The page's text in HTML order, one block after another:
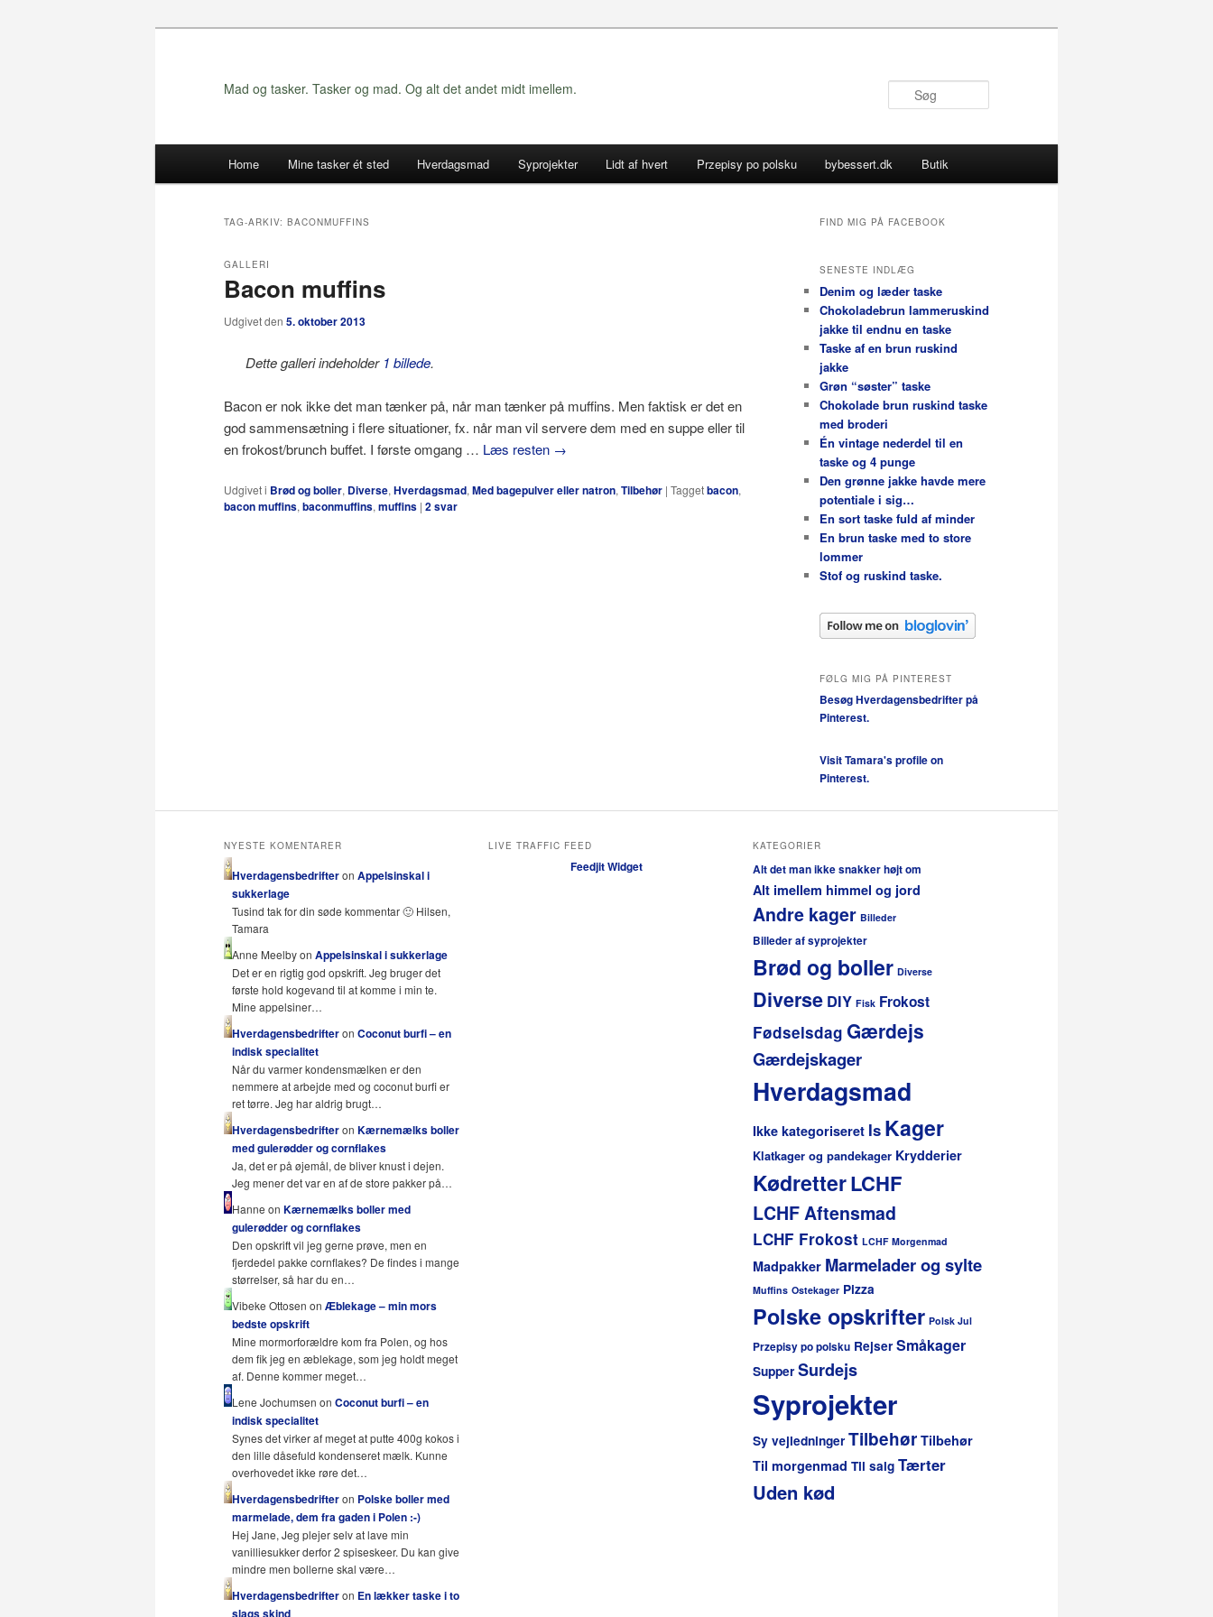
Mad og tasker. Tasker og mad. Og alt det andet midt imellem.
Home Mine tasker ét sted Hverdagsmad Syprojekter Lidt af hvert Przepisy po polsku bybessert.dk Butik
TAG-ARKIV: BACONMUFFINS
Bacon muffins
GALLERI
Udgivet den 5. oktober 2013
Dette galleri indeholder 1 billede.
Bacon er nok ikke det man tænker på, når man tænker på muffins. Men faktisk er det en
god sammensætning i flere situationer, fx. når man vil servere dem med en suppe eller til
en frokost/brunch buffet. I første omgang … Læs resten →
Udgivet i Brød og boller, Diverse, Hverdagsmad, Med bagepulver eller natron, Tilbehør | Taggetbacon,
bacon muffins, baconmuffins, muffins | 2svar
FIND MIG PÅ FACEBOOK
SENESTE INDLÆG
Denim og læder taske
Chokoladebrun lammeruskind
jakke til endnu en taske
Taske af en brun ruskind
jakke
Grøn “søster” taske
Chokolade brun ruskind taske
med broderi
Én vintage nederdel til en
taske og 4 punge
Den grønne jakke havde mere
potentiale i sig…
En sort taske fuld af minder
En brun taske med to store
lommer
Stof og ruskind taske.
FØLG MIG PÅ PINTEREST
Besøg Hverdagensbedrifter på
Pinterest.
Visit Tamara's profile on
Pinterest.
NYESTE KOMENTARER
Hverdagensbedrifteron Appelsinskal i
sukkerlage
Tusind tak for din søde kommentar 🙂 Hilsen,
Tamara
Anne Meelby on Appelsinskal i sukkerlage
Det er en rigtig god opskrift. Jeg bruger det
første hold kogevand til at komme i min te.
Mine appelsiner…
Hverdagensbedrifteron Coconut burfi – en
indisk specialitet
Når du varmer kondensmælken er den
nemmere at arbejde med og coconut burfi er
ret tørre. Jeg har aldrig brugt…
Hverdagensbedrifteron Kærnemælks boller
med gulerødder og cornflakes
Ja, det er på øjemål, de bliver knust i dejen.
Jeg mener det var en af de store pakker på…
Hanne on Kærnemælks boller med
gulerødder og cornflakes
Den opskrift vil jeg gerne prøve, men en
fjerdedel pakke cornflakes? De findes i mange
størrelser, så har du en…
Vibeke Ottosen on Æblekage – min mors
bedste opskrift
Mine mormorforældre kom fra Polen, og hos
dem fik jeg en æblekage, som jeg holdt meget
af. Denne kommer meget…
Lene Jochumsen on Coconut burfi – en
indisk specialitet
Synes det virker af meget at putte 400g kokos i
den lille dåsefuld kondenseret mælk. Kunne
overhovedet ikke røre det…
Hverdagensbedrifteron Polske boller med
marmelade, dem fra gaden i Polen :-)
Hej Jane, Jeg plejer selv at lave min
vanilliesukker derfor 2 spiseskeer. Du kan give
mindre men bollerne skal være…
Hverdagensbedrifteron En lækker taske i to
slags skind
LIVE TRAFFIC FEED
Feedjit Widget
KATEGORIER
Alt det man ikke snakker højt om
Alt imellem himmel og jord
Andre kager Billeder
Billeder af syprojekter
Brød og boller Diverse
Diverse DIY Fisk Frokost
Fødselsdag Gærdejs
Gærdejskager
Hverdagsmad
Ikke kategoriseret Is Kager
Klatkager og pandekager Krydderier
KødretterLCHF
LCHF Aftensmad
LCHF Frokost LCHF Morgenmad
Madpakker Marmelader og sylte
Muffins Ostekager Pizza
Polske opskrifter Polsk Jul
Przepisy po polsku Rejser Småkager
Supper Surdejs
Syprojekter
Sy vejledninger Tilbehør Tilbehør
Til morgenmad Til salg Tærter
Uden kød